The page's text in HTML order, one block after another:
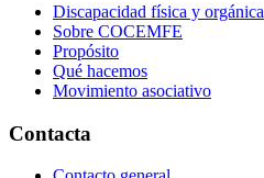
Discapacidad física y orgánica
Sobre COCEMFE
Propósito
Qué hacemos
Movimiento asociativo
Contacta